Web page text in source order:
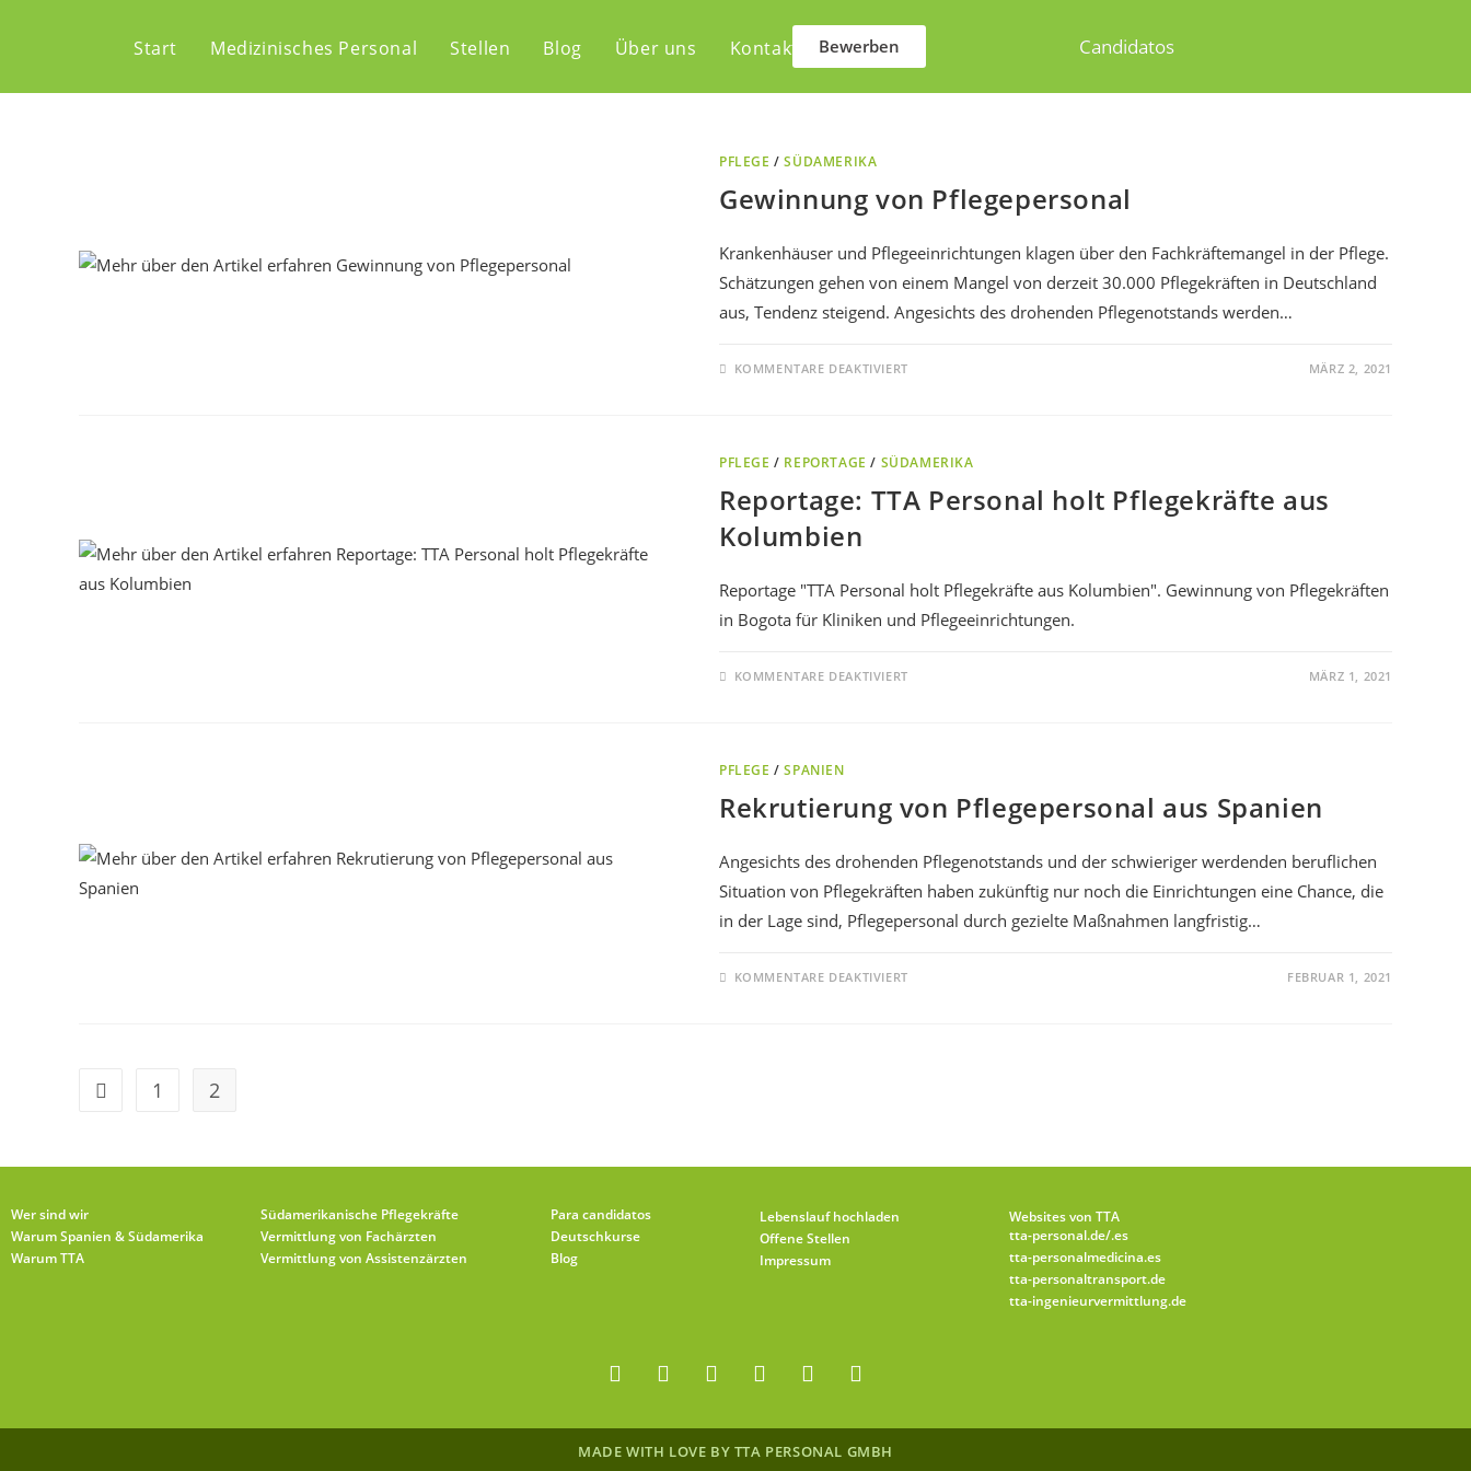
Start Medizinisches Personal Stellen Blog Über uns Kontakt Bewerben Candidatos
PFLEGE /SÜDAMERIKA
Gewinnung von Pflegepersonal
Krankenhäuser und Pflegeeinrichtungen klagen über den Fachkräftemangel in der Pflege.
Schätzungen gehen von einem Mangel von derzeit 30.000 Pflegekräften in Deutschland
aus, Tendenz steigend. Angesichts des drohenden Pflegenotstands werden…
KOMMENTARE DEAKTIVIERT MÄRZ 2, 2021
PFLEGE / REPORTAGE / SÜDAMERIKA
Reportage: TTA Personal holt Pflegekräfte aus
Kolumbien
Reportage "TTA Personal holt Pflegekräfte aus Kolumbien". Gewinnung von Pflegekräften
in Bogota für Kliniken und Pflegeeinrichtungen.
KOMMENTARE DEAKTIVIERT MÄRZ 1, 2021
PFLEGE /SPANIEN
Rekrutierung von Pflegepersonal aus Spanien
Angesichts des drohenden Pflegenotstands und der schwieriger werdenden beruflichen
Situation von Pflegekräften haben zukünftig nur noch die Einrichtungen eine Chance, die
in der Lage sind, Pflegepersonal durch gezielte Maßnahmen langfristig…
KOMMENTARE DEAKTIVIERT FEBRUAR 1, 2021
1 2
Wer sind wir
Warum Spanien & Südamerika
Warum TTA
Südamerikanische Pflegekräfte
Vermittlung von Fachärzten
Vermittlung von Assistenzärzten
Para candidatos
Deutschkurse
Blog
Lebenslauf hochladen
Offene Stellen
Impressum
Websites von TTA
tta-personal.de/.es
tta-personalmedicina.es
tta-personaltransport.de
tta-ingenieurvermittlung.de
MADE WITH LOVE BY TTA PERSONAL GMBH